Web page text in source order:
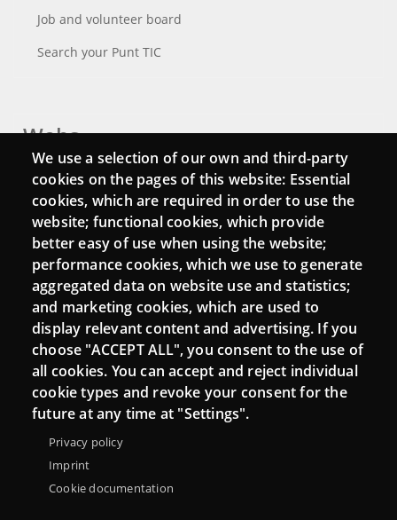
Job and volunteer board
Search your Punt TIC
Webs
Login
Mattermost Punt TIC
Moodle CampusLab
Connect
Contact
Newsletters
We use a selection of our own and third-party
cookies on the pages of this website: Essential
cookies, which are required in order to use the
website; functional cookies, which provide
better easy of use when using the website;
performance cookies, which we use to generate
aggregated data on website use and statistics;
and marketing cookies, which are used to
display relevant content and advertising. If you
choose "ACCEPT ALL", you consent to the use of
all cookies. You can accept and reject individual
cookie types and revoke your consent for the
future at any time at "Settings".
Privacy policy
Imprint
Cookie documentation